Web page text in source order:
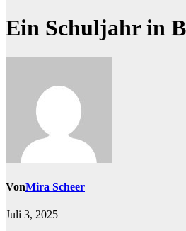
Ein Schuljahr in
VonMira Scheer
Juli 3, 2025